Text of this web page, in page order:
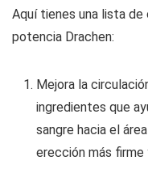
Aquí tienes una lista
potencia Drachen:
Mejora la
ingredientes que
sangre hacia el
erección más firme